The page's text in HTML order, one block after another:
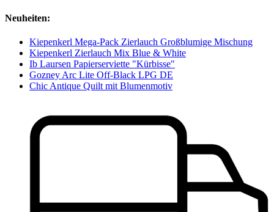
Neuheiten:
Kiepenkerl Mega-Pack Zierlauch Großblumige Mischung
Kiepenkerl Zierlauch Mix Blue & White
Ib Laursen Papierserviette "Kürbisse"
Gozney Arc Lite Off-Black LPG DE
Chic Antique Quilt mit Blumenmotiv